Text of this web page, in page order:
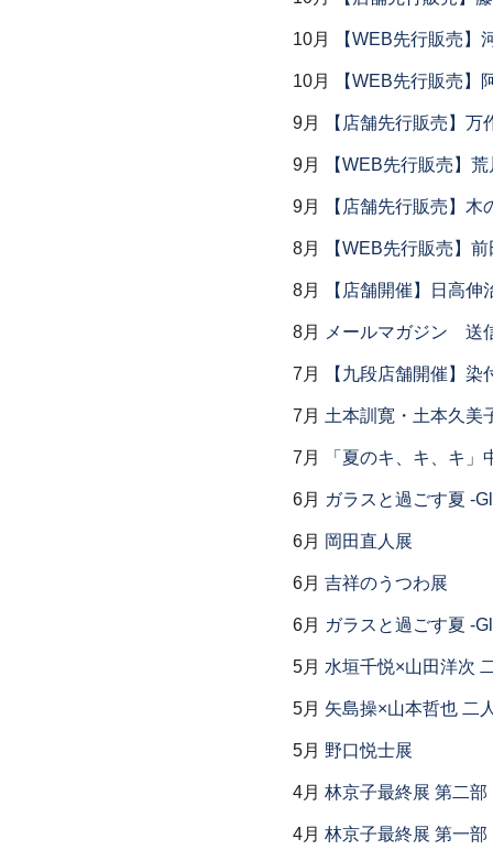
10月 【WEB先行販売】
10月 【WEB先行販売】
9月 【店舗先行販売】万
9月 【WEB先行販売】
9月 【店舗先行販売】木
8月 【WEB先行販売】
8月 【店舗開催】日高
8月 メールマガジン 送
7月 【九段店舗開催】染
7月 土本訓寛・土本久美
7月 「夏のキ、キ、キ
6月 ガラスと過ごす夏 -
6月 岡田直人展
6月 吉祥のうつわ展
6月 ガラスと過ごす夏 -
5月 水垣千悦×山田洋次
5月 矢島操×山本哲也 二
5月 野口悦士展
4月 林京子最終展 第二
4月 林京子最終展 第一